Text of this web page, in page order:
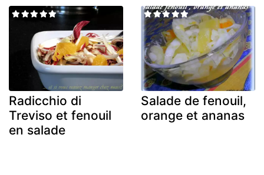
Radicchio di
Treviso et fenouil
en salade
Salade de fenouil,
orange et ananas